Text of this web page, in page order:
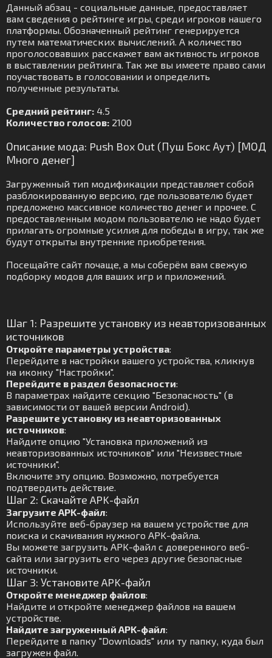
Данный абзац - социальные данные, предоставляет
вам сведения о рейтинге игры, среди игроков нашего
платформы. Обозначенный рейтинг генерируется
путем математических вычислений. А количество
проголосовавших расскажет вам активность игроков
в выставлении рейтинга. Так же вы имеете право сами
поучаствовать в голосовании и определить
полученные результаты.
Средний рейтинг: 4.5
Количество голосов: 2100
Описание мода: Push Box Out (Пуш Бокс Аут) [МОД
Много денег]
Загруженный тип модификации представляет собой
разблокированную версию, где пользователю будет
предложено массивное количество денег и прочее. С
предоставленным модом пользователю не надо будет
прилагать огромные усилия для победы в игру, так же
будут открыты внутренние приобретения.
Посещайте сайт почаще, а мы соберём вам свежую
подборку модов для ваших игр и приложений.
Шаг 1: Разрешите установку из неавторизованных
источников
Откройте параметры устройства:
Перейдите в настройки вашего устройства, кликнув
на иконку "Настройки".
Перейдите в раздел безопасности:
В параметрах найдите секцию "Безопасность" (в
зависимости от вашей версии Android).
Разрешите установку из неавторизованных
источников:
Найдите опцию "Установка приложений из
неавторизованных источников" или "Неизвестные
источники".
Включите эту опцию. Возможно, потребуется
подтвердить действие.
Шаг 2: Скачайте APK-файл
Загрузите APK-файл:
Используйте веб-браузер на вашем устройстве для
поиска и скачивания нужного APK-файла.
Вы можете загрузить APK-файл с доверенного веб-
сайта или загрузить его через другие безопасные
источники.
Шаг 3: Установите APK-файл
Откройте менеджер файлов:
Найдите и откройте менеджер файлов на вашем
устройстве.
Найдите загруженный APK-файл:
Перейдите в папку "Downloads" или ту папку, куда был
загружен файл.